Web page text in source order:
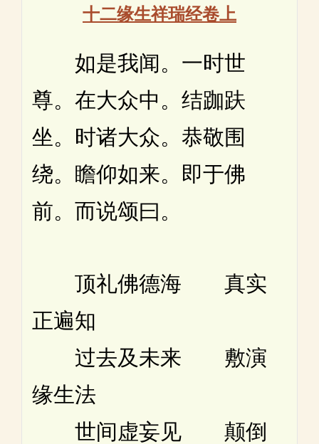
十二缘生祥瑞经卷上
如是我闻。一时世
尊。在大众中。结跏趺
坐。时诸大众。恭敬围
绕。瞻仰如来。即于佛
前。而说颂曰。
顶礼佛德海 真实
正遍知
过去及未来 敷演
缘生法
世间虚妄见 颠倒